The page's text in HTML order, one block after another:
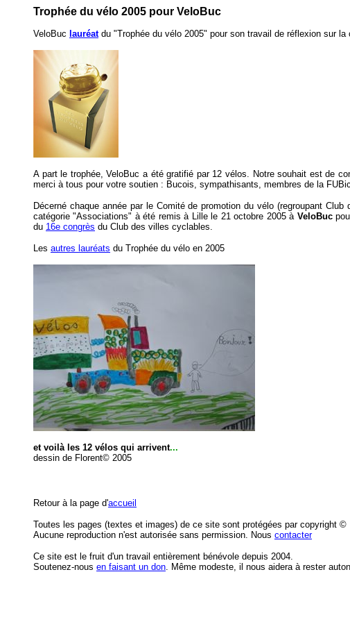
Trophée du vélo 2005 pour VeloBuc
VeloBuc lauréatdu "Trophée du vélo 2005" pour son travail de réflexion sur
A part le trophée, VeloBuc a été gratifié par 12 vélos. Notre souhait est de
merci à tous pour votre soutien : Bucois, sympathisants, membres de la
Décerné chaque année par le Comité de promotion du vélo (regroupant
catégorie "Associations" à été remis à Lille le 21 octobre 2005 à VeloBuc
du 16e congrès du Club des villes cyclables.
Les autres lauréats du Trophée du vélo en 2005
et voilà les 12 vélos qui arrivent...
dessin de Florent© 2005
Retour à la page d'accueil
Toutes les pages (textes et images) de ce site sont protégées par copyright ©
Aucune reproduction n'est autorisée sans permission. Nous contacter
Ce site est le fruit d'un travail entièrement bénévole depuis 2004.
Soutenez-nous en faisant un don. Même modeste, il nous aidera à rester